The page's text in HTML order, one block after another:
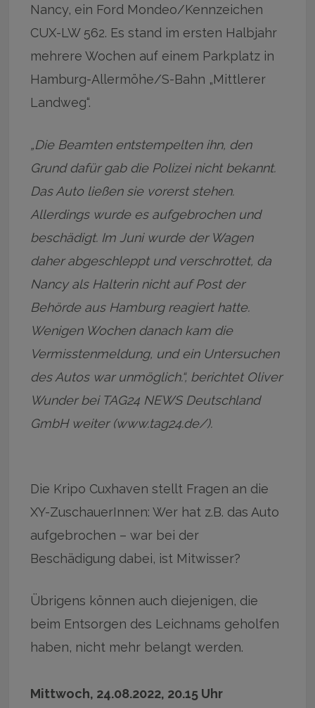
Nancy, ein Ford Mondeo/Kennzeichen
CUX-LW 562. Es stand im ersten Halbjahr
mehrere Wochen auf einem Parkplatz in
Hamburg-Allermöhe/S-Bahn „Mittlerer
Landweg“.
„Die Beamten entstempelten ihn, den
Grund dafür gab die Polizei nicht bekannt.
Das Auto ließen sie vorerst stehen.
Allerdings wurde es aufgebrochen und
beschädigt. Im Juni wurde der Wagen
daher abgeschleppt und verschrottet, da
Nancy als Halterin nicht auf Post der
Behörde aus Hamburg reagiert hatte.
Wenigen Wochen danach kam die
Vermisstenmeldung, und ein Untersuchen
des Autos war unmöglich.“, berichtet Oliver
Wunder bei TAG24 NEWS Deutschland
GmbH weiter (www.tag24.de/).
Die Kripo Cuxhaven stellt Fragen an die
XY-ZuschauerInnen: Wer hat z.B. das Auto
aufgebrochen – war bei der
Beschädigung dabei, ist Mitwisser?
Übrigens können auch diejenigen, die
beim Entsorgen des Leichnams geholfen
haben, nicht mehr belangt werden.
Mittwoch, 24.08.2022, 20.15 Uhr